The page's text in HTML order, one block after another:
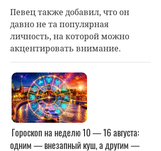
Певец также добавил, что он
давно не та популярная
личность, на которой можно
акцентировать внимание.